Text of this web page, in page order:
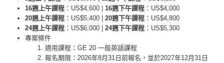
16週上午課程 ：US$4,600 | 16週下午課程 ：US$4,000
20週上午課程 ：US$5,400 | 20週下午課程 ：US$4,800
24週上午課程 ：US$6,000 | 24週下午課程 ：US$5,300
專案條件
適用課程：GE 20 一般英語課程
報名期限：2026年8月31日前報名，並於2027年12月31日